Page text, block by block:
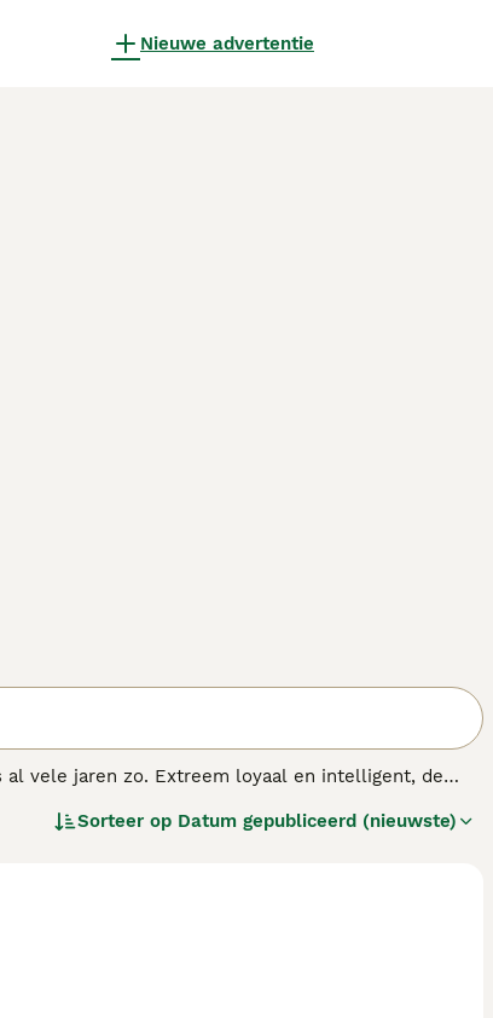
Nieuwe advertentie
vele jaren zo. Extreem loyaal en intelligent, de
uithoudingsvermogen, betrouwbaarheid en
Sorteer op Datum gepubliceerd (nieuwste)